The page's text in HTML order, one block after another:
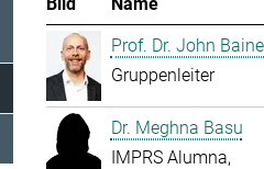
Prof. Dr. John
Gruppenleiter
Dr. Meghna Basu
IMPRS Alumna,